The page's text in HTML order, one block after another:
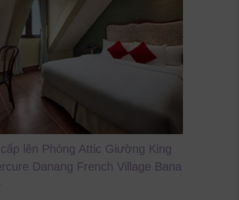
lên Phòng Attic Giường King
Danang French Village Bana